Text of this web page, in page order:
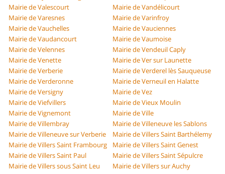
Mairie de Valescourt
Mairie de Vandélicourt
Mairie de Varesnes
Mairie de Varinfroy
Mairie de Vauchelles
Mairie de Vauciennes
Mairie de Vaudancourt
Mairie de Vaumoise
Mairie de Velennes
Mairie de Vendeuil Caply
Mairie de Venette
Mairie de Ver sur Launette
Mairie de Verberie
Mairie de Verderel lès Sauqueuse
Mairie de Verderonne
Mairie de Verneuil en Halatte
Mairie de Versigny
Mairie de Vez
Mairie de Viefvillers
Mairie de Vieux Moulin
Mairie de Vignemont
Mairie de Ville
Mairie de Villembray
Mairie de Villeneuve les Sablons
Mairie de Villeneuve sur Verberie
Mairie de Villers Saint Barthélemy
Mairie de Villers Saint Frambourg
Mairie de Villers Saint Genest
Mairie de Villers Saint Paul
Mairie de Villers Saint Sépulcre
Mairie de Villers sous Saint Leu
Mairie de Villers sur Auchy